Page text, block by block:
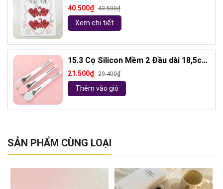
kèm keo và giũa móng (ngẫu nhiên)
40.500₫ 43.500₫
Xem chi tiết
15.3 Cọ Silicon Mềm 2 Đầu dài 18,5cm
( ngẫu nhiên)
21.500₫ 29.400₫
Thêm vào giỏ
SẢN PHẨM CÙNG LOẠI